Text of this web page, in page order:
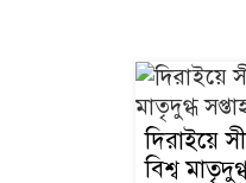
দিরাইয়ে
বিশ্ব